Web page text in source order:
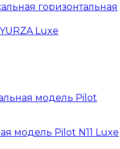
горизонтальная
модель Pilot N11 Luxe